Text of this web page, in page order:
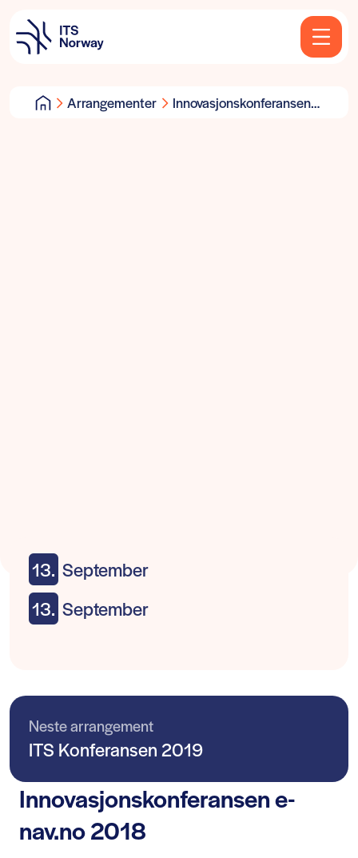
Arrangementer
Innovasjonskonferansen
13. September
13. September
Neste arrangement
ITS Konferansen 2019
Innovasjonskonferansen e-
nav.no 2018